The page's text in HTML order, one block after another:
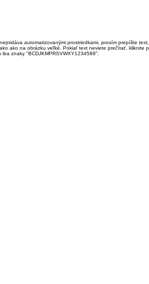
automatizovanými prostriedkami, prosím prepíšte
ako na obrázku veľké. Pokiaľ text neviete prečítať, kliknite
znaky "BCDJKMPRSVWXY1234589".